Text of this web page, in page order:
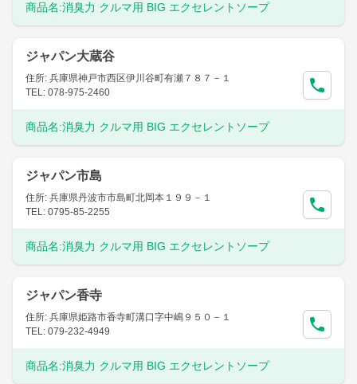
商品名:消臭力 クルマ用 BIG エクセレントソープ
ジャパン大蔵谷
住所: 兵庫県神戸市西区伊川谷町有瀬７８７－１
TEL: 078-975-2460
商品名:消臭力 クルマ用 BIG エクセレントソープ
ジャパン市島
住所: 兵庫県丹波市市島町北岡本１９９－１
TEL: 0795-85-2255
商品名:消臭力 クルマ用 BIG エクセレントソープ
ジャパン香寺
住所: 兵庫県姫路市香寺町溝口字中嶋９５０－１
TEL: 079-232-4949
商品名:消臭力 クルマ用 BIG エクセレントソープ